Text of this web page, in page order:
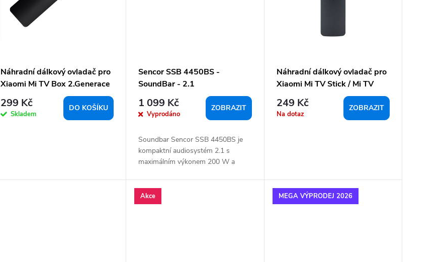
Náhradní dálkový ovladač pro
Xiaomi Mi TV Box 2.Generace
299 Kč
Skladem
DO KOŠÍKU
Sencor SSB 4450BS -
SoundBar - 2.1
1 099 Kč
Vyprodáno
ZOBRAZIT
Soundbar Sencor SSB 4450BS je
kompaktní audiosystém 2.1 s
maximálním výkonem 200 W a
Náhradní dálkový ovladač pro
Xiaomi Mi TV Stick / Mi TV
Box
249 Kč
Na dotaz
ZOBRAZIT
Akce MEGA VÝPRODEJ 2026